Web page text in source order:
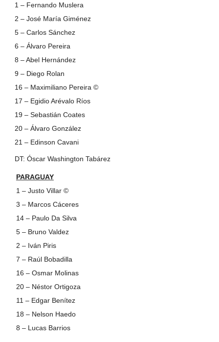
1 – Fernando Muslera
2 – José María Giménez
5 – Carlos Sánchez
6 – Álvaro Pereira
8 – Abel Hernández
9 – Diego Rolan
16 – Maximiliano Pereira ©
17 – Egidio Arévalo Ríos
19 – Sebastián Coates
20 – Álvaro González
21 – Edinson Cavani
DT: Óscar Washington Tabárez
PARAGUAY
1 – Justo Villar ©
3 – Marcos Cáceres
14 – Paulo Da Silva
5 – Bruno Valdez
2 – Iván Piris
7 – Raúl Bobadilla
16 – Osmar Molinas
20 – Néstor Ortigoza
11 – Edgar Benítez
18 – Nelson Haedo
8 – Lucas Barrios